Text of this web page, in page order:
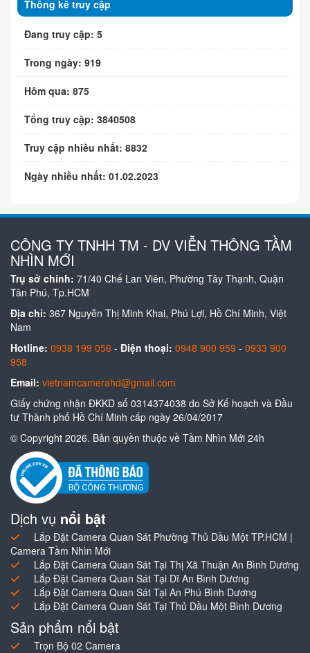
Thống kê truy cập
Đang truy cập: 5
Trong ngày: 919
Hôm qua: 875
Tổng truy cập: 3840508
Truy cập nhiều nhất: 8832
Ngày nhiều nhất: 01.02.2023
CÔNG TY TNHH TM - DV VIỄN THÔNG TẦM
NHÌN MỚI
Trụ sở chính: 71/40 Chế Lan Viên, Phường Tây Thạnh, Quận
Tân Phú, Tp.HCM
Địa chỉ: 367 Nguyễn Thị Minh Khai, Phú Lợi, Hồ Chí Minh, Việt
Nam
Hotline: 0938 199 056 - Điện thoại: 0948 900 959 - 0933 900
958
Email: vietnamcamerahd@gmail.com
Giấy chứng nhận ĐKKD số 0314374038 do Sở Kế hoạch và Đầu
tư Thành phố Hồ Chí Minh cấp ngày 26/04/2017
© Copyright 2026. Bản quyền thuộc về Tầm Nhìn Mới 24h
Dịch vụ nổi bật
Lắp Đặt Camera Quan Sát Phường Thủ Dầu Một TP.HCM |
Camera Tầm Nhìn Mới
Lắp Đặt Camera Quan Sát Tại Thị Xã Thuận An Bình Dương
Lắp Đặt Camera Quan Sát Tại Dĩ An Bình Dương
Lắp Đặt Camera Quan Sát Tại An Phú Bình Dương
Lắp Đặt Camera Quan Sát Tại Thủ Dầu Một Bình Dương
Sản phẩm nổi bật
Trọn Bộ 02 Camera